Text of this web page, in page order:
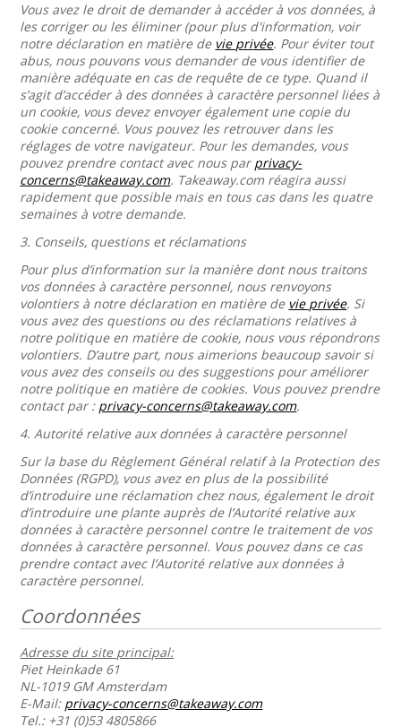
Vous avez le droit de demander à accéder à vos données, à
les corriger ou les éliminer (pour plus d'information, voir
notre déclaration en matière de vie privée. Pour éviter tout
abus, nous pouvons vous demander de vous identifier de
manière adéquate en cas de requête de ce type. Quand il
s’agit d’accéder à des données à caractère personnel liées à
un cookie, vous devez envoyer également une copie du
cookie concerné. Vous pouvez les retrouver dans les
réglages de votre navigateur. Pour les demandes, vous
pouvez prendre contact avec nous parprivacy-
concerns@takeaway.com. Takeaway.com réagira aussi
rapidement que possible mais en tous cas dans les quatre
semaines à votre demande.
3. Conseils, questions et réclamations
Pour plus d’information sur la manière dont nous traitons
vos données à caractère personnel, nous renvoyons
volontiers à notre déclaration en matière de vie privée. Si
vous avez des questions ou des réclamations relatives à
notre politique en matière de cookie, nous vous répondrons
volontiers. D’autre part, nous aimerions beaucoup savoir si
vous avez des conseils ou des suggestions pour améliorer
notre politique en matière de cookies. Vous pouvez prendre
contact par : privacy-concerns@takeaway.com.
4.Autorité relative aux données à caractère personnel
Sur la base du Règlement Général relatif à la Protection des
Données (RGPD), vous avez en plus de la possibilité
d’introduire une réclamation chez nous, également le droit
d’introduire une plante auprès de l’Autorité relative aux
données à caractère personnel contre le traitement de vos
données à caractère personnel. Vous pouvez dans ce cas
prendre contact avec l’Autorité relative aux données à
caractère personnel.
Coordonnées
Adresse du site principal:
Piet Heinkade 61
NL-1019 GM Amsterdam
E-Mail: privacy-concerns@takeaway.com
Tel.: +31 (0)53 4805866